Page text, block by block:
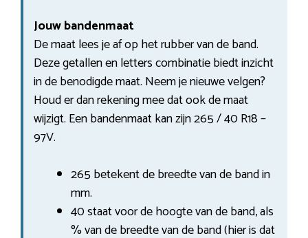
Jouw bandenmaat
De maat lees je af op het rubber van de band.
Deze getallen en letters combinatie biedt inzicht
in de benodigde maat. Neem je nieuwe velgen?
Houd er dan rekening mee dat ook de maat
wijzigt. Een bandenmaat kan zijn 265 / 40 R18 –
97V.
265 betekent de breedte van de band in
mm.
40 staat voor de hoogte van de band, als
% van de breedte van de band (hier is dat